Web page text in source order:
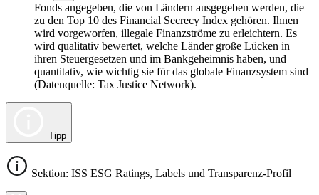
Fonds angegeben, die von Ländern ausgegeben werden, die
zu den Top 10 des Financial Secrecy Index gehören. Ihnen
wird vorgeworfen, illegale Finanzströme zu erleichtern. Es
wird qualitativ bewertet, welche Länder große Lücken in
ihren Steuergesetzen und im Bankgeheimnis haben, und
quantitativ, wie wichtig sie für das globale Finanzsystem sind
(Datenquelle: Tax Justice Network).
Tipp
Sektion: ISS ESG Ratings, Labels und Transparenz-Profil